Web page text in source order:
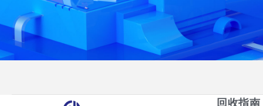
回收指南